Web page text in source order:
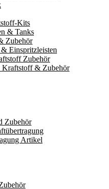
Kits
& Tanks
Zubehör
Einspritzleisten
Zubehör
& Zubehör
Zubehör
Artikel